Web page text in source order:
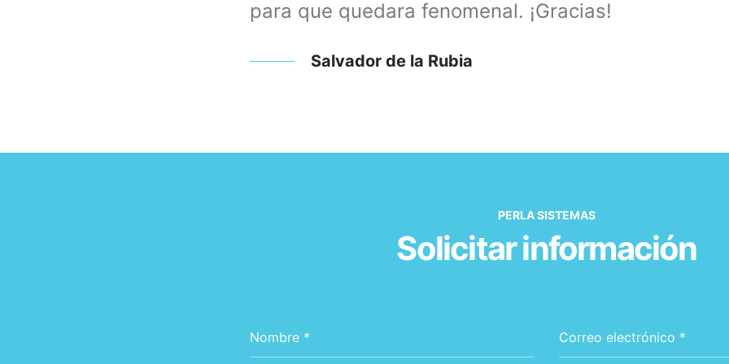
para que quedara fenomenal. ¡Gracias!
Salvador de la Rubia
PERLA SISTEMAS
Solicitar información